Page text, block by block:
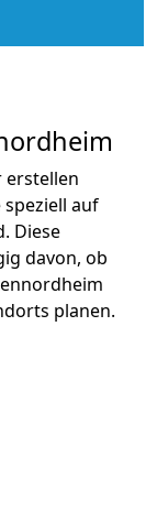
auf
Diese
davon, ob
planen.